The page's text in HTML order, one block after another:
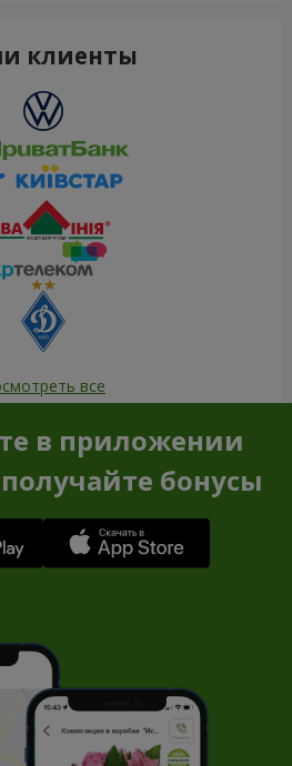
клиенты
все
в приложении
бонусы